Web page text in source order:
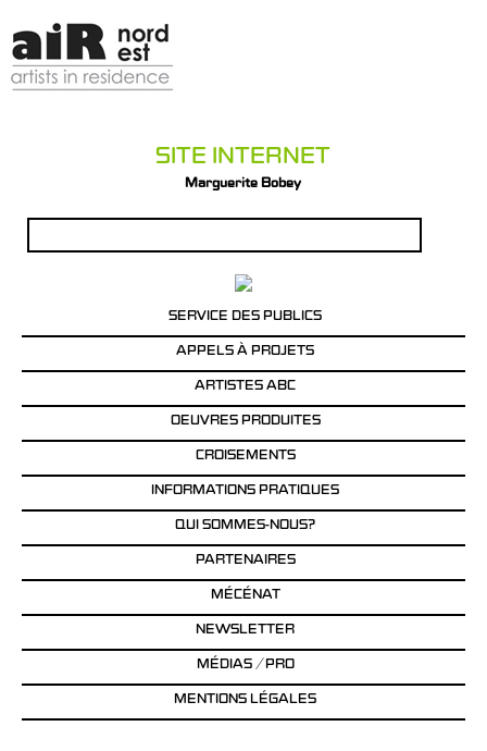
SITE INTERNET
Marguerite Bobey
SERVICE DES PUBLICS
APPELS À PROJETS
ARTISTES ABC
OEUVRES PRODUITES
CROISEMENTS
INFORMATIONS PRATIQUES
QUI SOMMES-NOUS?
PARTENAIRES
MÉCÉNAT
NEWSLETTER
MÉDIAS / PRO
MENTIONS LÉGALES